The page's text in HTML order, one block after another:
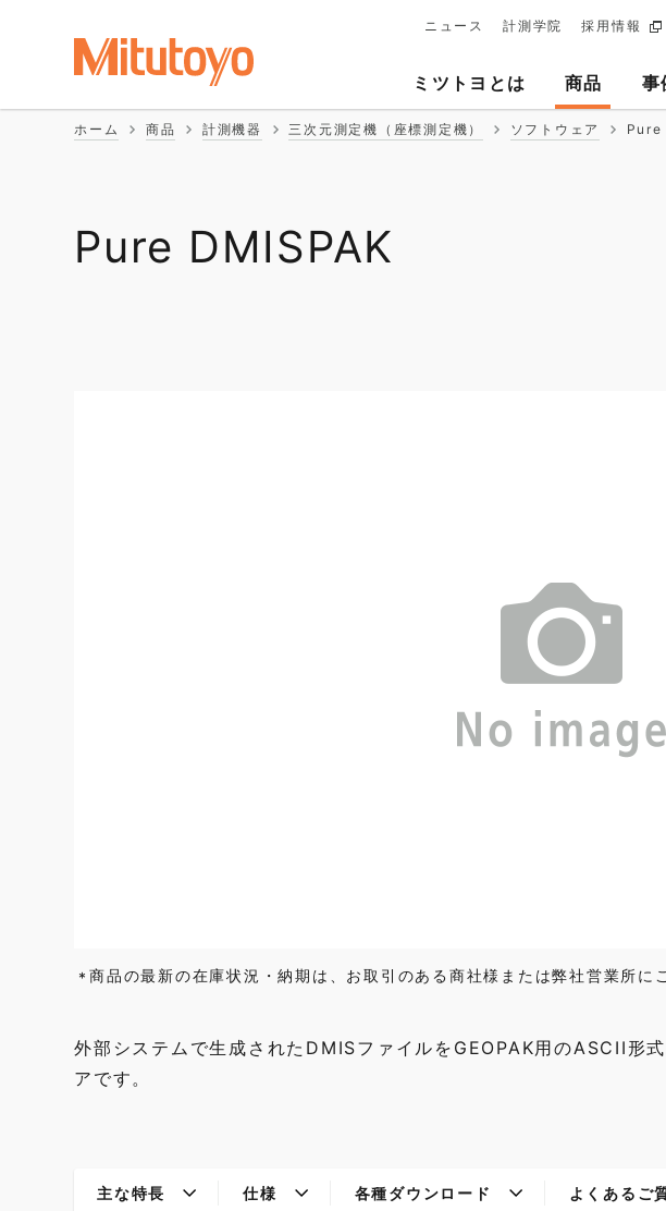
Secondary
Navigation
ミツトヨとは 商品 事
メ
イ
ン
ビ
ゲ
ニュース 計測学院 採用情報
ホーム 商品 計測機器 三次元測定機（座標測定機） ソフトウェア Pure
Pure DMISPAK
* 商品の最新の在庫状況・納期は、お取引のある商社様または弊社営業所に
外部システムで生成されたDMISファイルをGEOPAK用のASCII形
アです。
主な特長 仕様 各種ダウンロード よくあるご